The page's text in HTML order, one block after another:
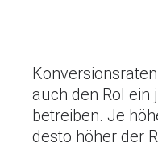
auch den RoI ein
betreiben. Je
desto höher der